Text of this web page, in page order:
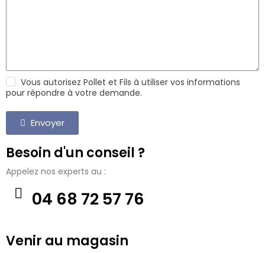
Vous autorisez Pollet et Fils à utiliser vos informations
pour répondre à votre demande.
Envoyer
Besoin d'un conseil ?
Appelez nos experts au :
04 68 72 57 76
Venir au magasin